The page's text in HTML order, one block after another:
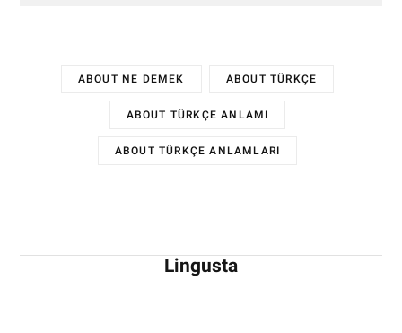
ABOUT NE DEMEK ABOUT TÜRKÇE
ABOUT TÜRKÇE ANLAMI
ABOUT TÜRKÇE ANLAMLARI
Lingusta